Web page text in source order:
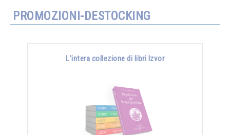
PROMOZIONI-DESTOCKING
L'intera collezione di libri Izvor